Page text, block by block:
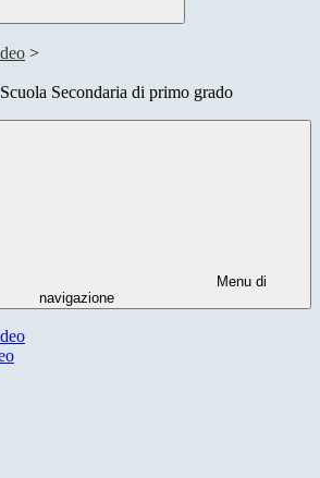
>
Secondaria di primo grado
Menu di
navigazione